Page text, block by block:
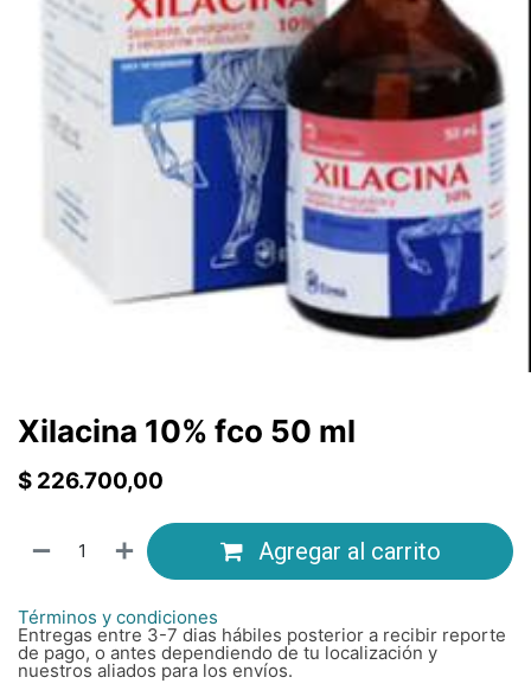
Xilacina 10% fco 50 ml
$ 226.700,00
Agregar al carrito
Términos y condiciones
Entregas entre 3-7 dias hábiles posterior a recibir reporte
de pago, o antes dependiendo de tu localización y
nuestros aliados para los envíos.